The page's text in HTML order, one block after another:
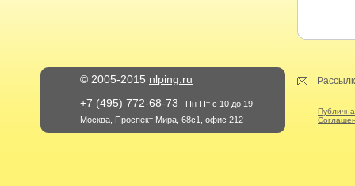
© 2005-2015 nlping.ru
+7 (495) 772-68-73 Пн-Пт с 10 до 19
Москва, Проспект Мира, 68с1, офис 212